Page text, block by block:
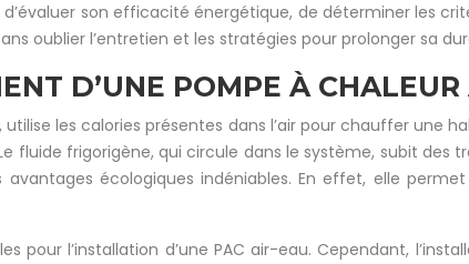
son efficacité énergétique, de déterminer les
oublier l’entretien et les stratégies pour prolonger sa
D’UNE POMPE À
les calories présentes dans l’air pour chauffer une
fluide frigorigène, qui circule dans le système, subit
écologiques indéniables. En effet, elle
pour l’installation d’une PAC air-eau. Cependant,